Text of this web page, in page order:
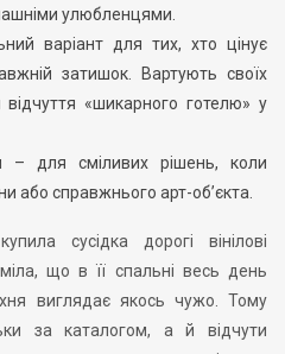
улюбленцями.
варіант для тих, хто цінує
затишок. Вартують своїх
«шикарного готелю» у
– для сміливих рішень, коли
або справжнього арт-об’єкта.
сусідка дорогі вінілові
що в її спальні весь день
виглядає якось чужо. Тому
за каталогом, а й відчути